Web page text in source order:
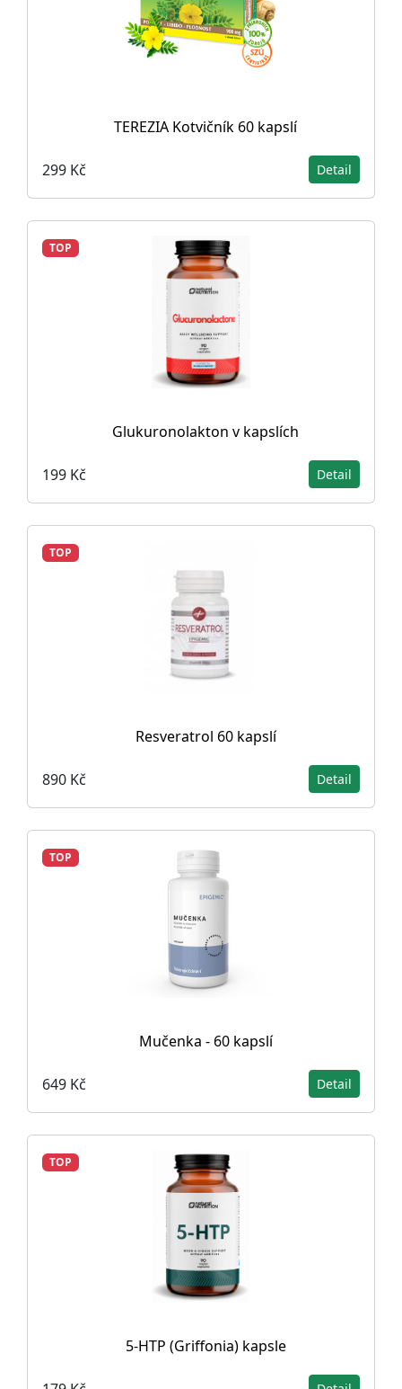
TEREZIA Kotvičník 60 kapslí
299 Kč Detail
TOP
Glukuronolakton v kapslích
199 Kč Detail
TOP
Resveratrol 60 kapslí
890 Kč Detail
TOP
Mučenka - 60 kapslí
649 Kč Detail
TOP
5-HTP (Griffonia) kapsle